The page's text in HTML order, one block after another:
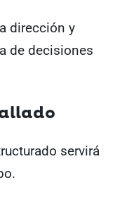
dirección y
de decisiones
servirá